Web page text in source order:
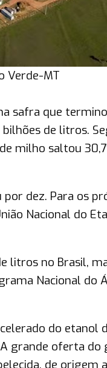
Verde-MT
safra que
de litros.
milho saltou
dez. Para os
Nacional do
litros no Brasil,
Nacional
do
grande oferta
de origem